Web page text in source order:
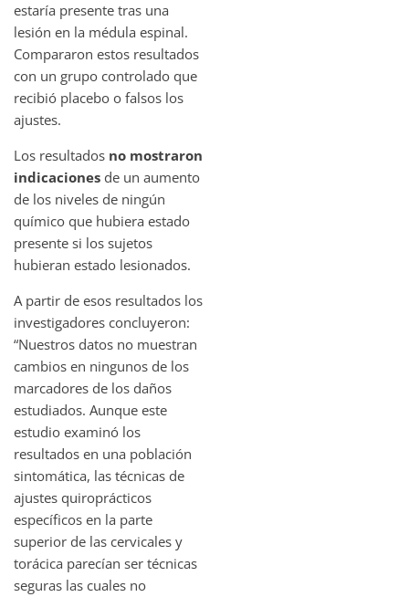
estaría presente tras una
lesión en la médula espinal.
Compararon estos resultados
con un grupo controlado que
recibió placebo o falsos los
ajustes.
Los resultados no mostraron
indicaciones de un aumento
de los niveles de ningún
químico que hubiera estado
presente si los sujetos
hubieran estado lesionados.
A partir de esos resultados los
investigadores concluyeron:
“Nuestros datos no muestran
cambios en ningunos de los
marcadores de los daños
estudiados. Aunque este
estudio examinó los
resultados en una población
sintomática, las técnicas de
ajustes quiroprácticos
específicos en la parte
superior de las cervicales y
torácica parecían ser técnicas
seguras las cuales no